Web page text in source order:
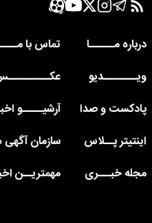
درباره مــــــا
تماس با
ویــــــــدیو
پادکست و صدا
آرشیـــــو
اینتیتر پــلاس
سازمان آگهی
مجله خبـــری
مهمتریــن